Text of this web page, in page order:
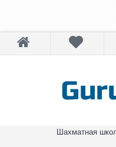
Шахматная